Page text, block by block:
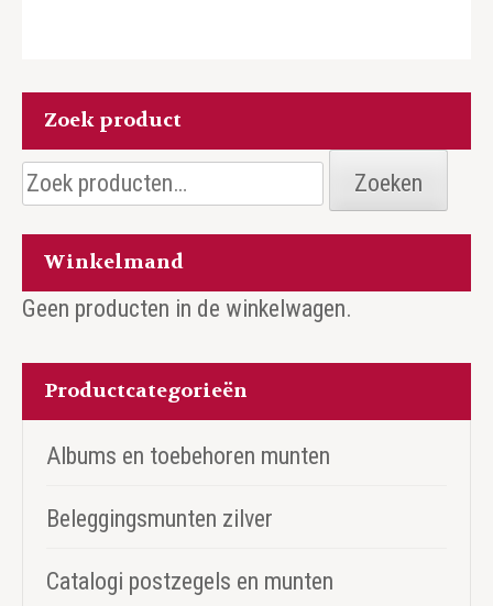
Zoek product
Zoeken
naar:
Zoeken
Winkelmand
Geen producten in de winkelwagen.
Productcategorieën
Albums en toebehoren munten
Beleggingsmunten zilver
Catalogi postzegels en munten